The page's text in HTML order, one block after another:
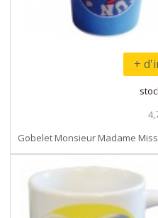
+
Gobelet Monsieur Madame